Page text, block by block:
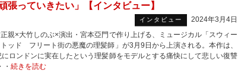
張っていきたい」【インタビュー】
インタビュー
2024年3月4日
親×大竹しのぶ×演出・宮本亞門で作り上げる、ミュージカル「スウィー
ッド フリート街の悪魔の理髪師」が3月9日から上演される。本作は、
にロンドンに実在したという理髪師をモデルとする痛快にして悲しい復讐
続きを読む